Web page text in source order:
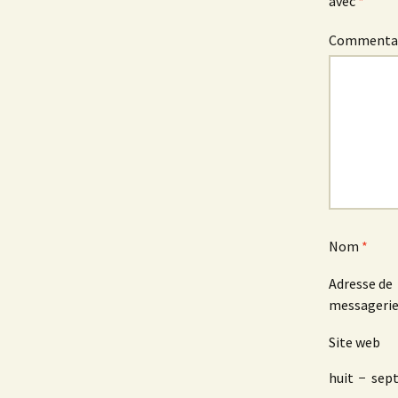
Nom *
Adresse de
messagerie
Site web
huit − sept